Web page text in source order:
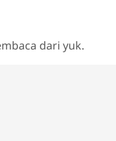
dari yuk.